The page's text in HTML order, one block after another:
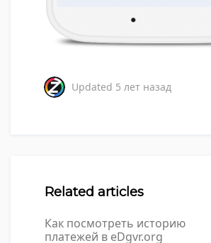
Updated 5 лет назад
Related articles
Как посмотреть историю
платежей в eDgvr.org